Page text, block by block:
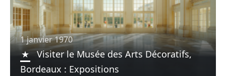
1 janvier 1970
Visiter le Musée des Arts Décoratifs,
Bordeaux : Expositions